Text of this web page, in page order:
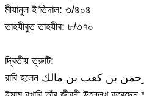
মীযানুল ই'তিদাল: ৩/৪০৪
তাহযীবুত তাহযীব: ৮/৩৭০
দ্বিতীয় ত্রুটি: